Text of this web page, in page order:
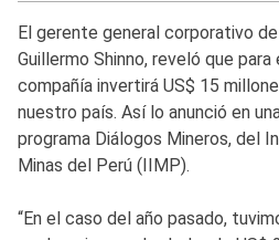
El gerente general corporativo
Guillermo Shinno, reveló que
compañía invertirá US$ 15
nuestro país. Así lo anunció en
programa Diálogos Mineros, del
Minas del Perú (IIMP).
“En el caso del año pasado,